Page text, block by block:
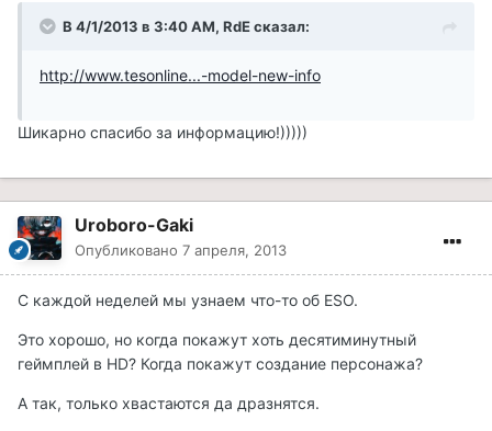
В 4/1/2013 в 3:40 AM, RdE сказал:
http://www.tesonline...-model-new-info
Шикарно спасибо за информацию!)))))
Uroboro-Gaki
Опубликовано 7 апреля, 2013
С каждой неделей мы узнаем что-то об ESO.
Это хорошо, но когда покажут хоть десятиминутный
геймплей в HD? Когда покажут создание персонажа?
А так, только хвастаются да дразнятся.